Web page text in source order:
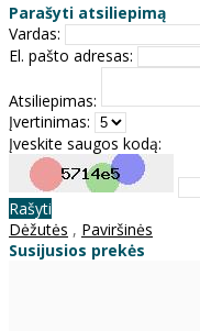
Parašyti atsiliepimą
Vardas:
El. pašto adresas:
Atsiliepimas:
Įvertinimas:
Įveskite saugos kodą:
Rašyti
Dėžutės , Paviršinės
Susijusios prekės